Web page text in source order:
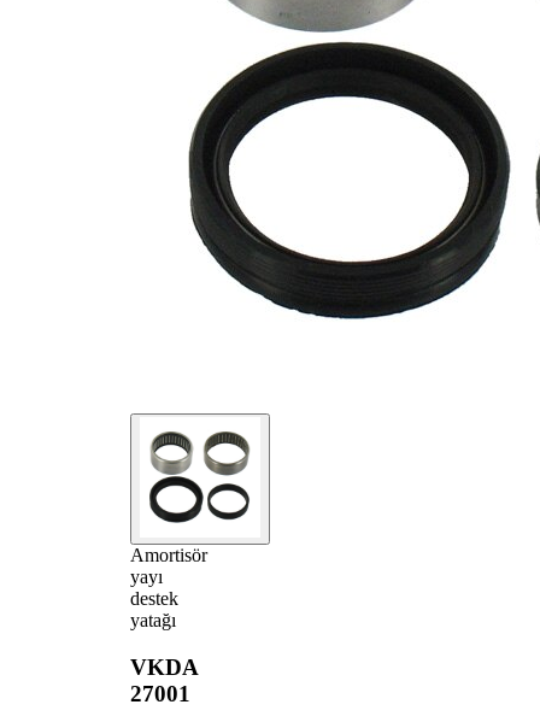
Amortisör
yayı
destek
yatağı
VKDA
27001